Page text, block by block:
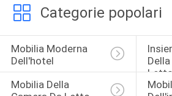
Categorie popolari
Mobilia Moderna
Dell'hotel
Mobilia Della